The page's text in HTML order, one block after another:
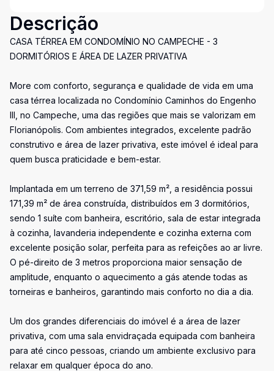
Descrição
CASA TÉRREA EM CONDOMÍNIO NO CAMPECHE - 3
DORMITÓRIOS E ÁREA DE LAZER PRIVATIVA
More com conforto, segurança e qualidade de vida em uma
casa térrea localizada no Condomínio Caminhos do Engenho
III, no Campeche, uma das regiões que mais se valorizam em
Florianópolis. Com ambientes integrados, excelente padrão
construtivo e área de lazer privativa, este imóvel é ideal para
quem busca praticidade e bem-estar.
Implantada em um terreno de 371,59 m², a residência possui
171,39 m² de área construída, distribuídos em 3 dormitórios,
sendo 1 suíte com banheira, escritório, sala de estar integrada
à cozinha, lavanderia independente e cozinha externa com
excelente posição solar, perfeita para as refeições ao ar livre.
O pé-direito de 3 metros proporciona maior sensação de
amplitude, enquanto o aquecimento a gás atende todas as
torneiras e banheiros, garantindo mais conforto no dia a dia.
Um dos grandes diferenciais do imóvel é a área de lazer
privativa, com uma sala envidraçada equipada com banheira
para até cinco pessoas, criando um ambiente exclusivo para
relaxar em qualquer época do ano.